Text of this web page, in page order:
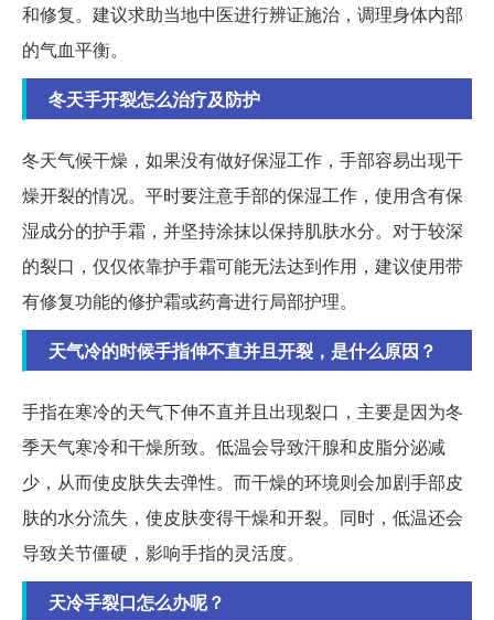
和修复。建议求助当地中医进行辨证施治，调理身体内部
的气血平衡。
冬天手开裂怎么治疗及防护
冬天气候干燥，如果没有做好保湿工作，手部容易出现干
燥开裂的情况。平时要注意手部的保湿工作，使用含有保
湿成分的护手霜，并坚持涂抹以保持肌肤水分。对于较深
的裂口，仅仅依靠护手霜可能无法达到作用，建议使用带
有修复功能的修护霜或药膏进行局部护理。
天气冷的时候手指伸不直并且开裂，是什么原因？
手指在寒冷的天气下伸不直并且出现裂口，主要是因为冬
季天气寒冷和干燥所致。低温会导致汗腺和皮脂分泌减
少，从而使皮肤失去弹性。而干燥的环境则会加剧手部皮
肤的水分流失，使皮肤变得干燥和开裂。同时，低温还会
导致关节僵硬，影响手指的灵活度。
天冷手裂口怎么办呢？